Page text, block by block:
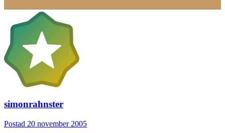
simonrahnster
Postad 20 november 2005